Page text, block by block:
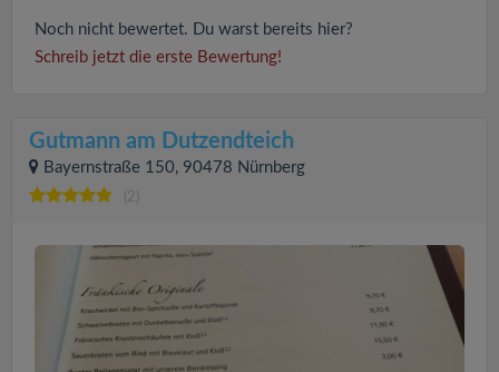
Noch nicht bewertet. Du warst bereits hier?
Schreib jetzt die erste Bewertung!
Gutmann am Dutzendteich
Bayernstraße 150, 90478 Nürnberg
(2)